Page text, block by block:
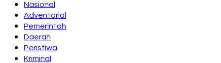
Nasional
Adventorial
Pemerintah
Daerah
Peristiwa
Kriminal